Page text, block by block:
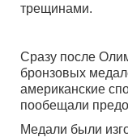
трещинами.
Сразу после
бронзовых
американские
пообещали
Медали были